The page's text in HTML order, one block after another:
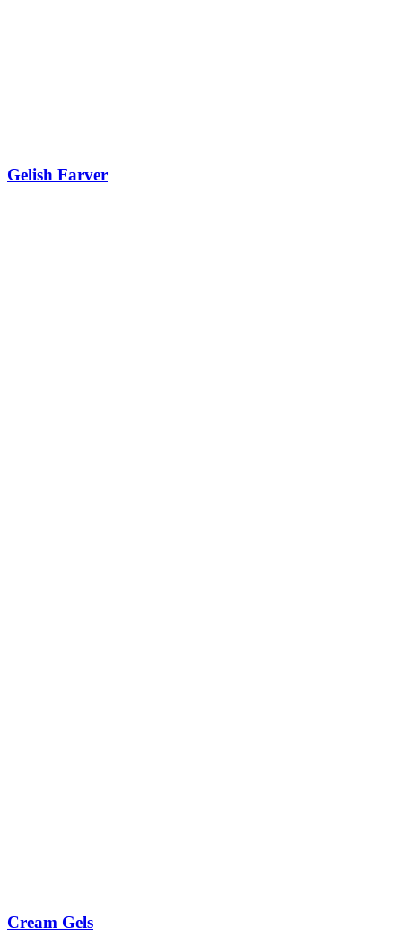
Gelish Farver
Cream Gels